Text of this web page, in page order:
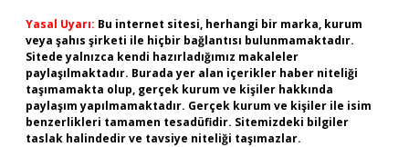
Yasal Uyarı: Bu internet sitesi, herhangi bir marka, kurum
veya şahıs şirketi ile hiçbir bağlantısı bulunmamaktadır.
Sitede yalnızca kendi hazırladığımız makaleler
paylaşılmaktadır. Burada yer alan içerikler haber niteliği
taşımamakta olup, gerçek kurum ve kişiler hakkında
paylaşım yapılmamaktadır. Gerçek kurum ve kişiler ile isim
benzerlikleri tamamen tesadüfidir. Sitemizdeki bilgiler
taslak halindedir ve tavsiye niteliği taşımazlar.